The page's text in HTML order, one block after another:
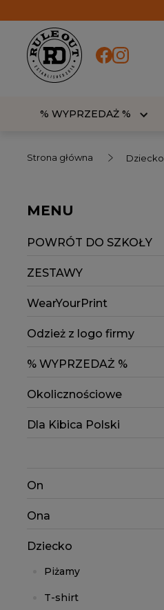
% WYPRZEDAŻ %
Strona główna Dziecko
MENU
POWRÓT DO SZKOŁY
ZESTAWY
WearYourPrint
Odzież z logo firmy
% WYPRZEDAŻ %
Okolicznościowe
Dla Kibica Polski
On
Ona
Dziecko
Piżamy
T-shirt